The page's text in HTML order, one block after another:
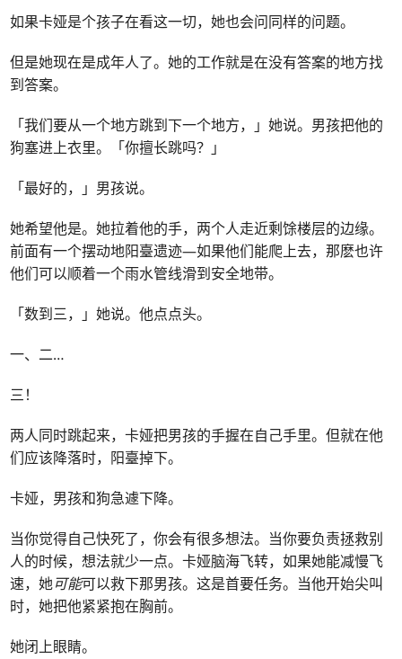
如果卡娅是个孩子在看这一切，她也会问同样的问题。
但是她现在是成年人了。她的工作就是在没有答案的地方找
到答案。
「我们要从一个地方跳到下一个地方，」她说。男孩把他的
狗塞进上衣里。「你擅长跳吗？」
「最好的，」男孩说。
她希望他是。她拉着他的手，两个人走近剩馀楼层的边缘。
前面有一个摆动地阳臺遗迹—如果他们能爬上去，那麽也许
他们可以顺着一个雨水管线滑到安全地带。
「数到三，」她说。他点点头。
一、二…
三！
两人同时跳起来，卡娅把男孩的手握在自己手里。但就在他
们应该降落时，阳臺掉下。
卡娅，男孩和狗急遽下降。
当你觉得自己快死了，你会有很多想法。当你要负责拯救别
人的时候，想法就少一点。卡娅脑海飞转，如果她能减慢飞
速，她可能可以救下那男孩。这是首要任务。当他开始尖叫
时，她把他紧紧抱在胸前。
她闭上眼睛。